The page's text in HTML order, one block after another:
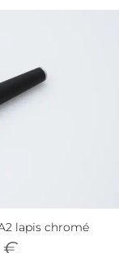
lapis chromé
€